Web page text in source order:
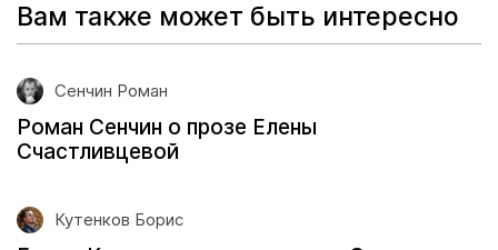
Вам также может быть интересно
Сенчин Роман
Роман Сенчин о прозе Елены
Счастливцевой
Кутенков Борис